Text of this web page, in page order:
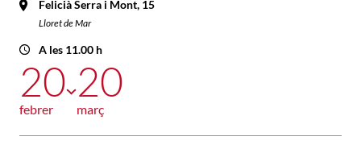
Felicià Serra i Mont, 15
Lloret de Mar
A les 11.00 h
20
febrer
20
març